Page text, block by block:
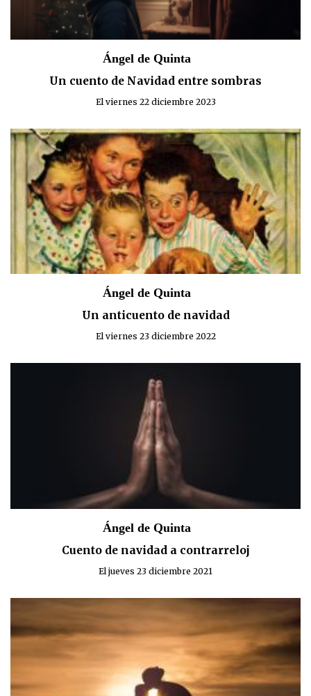
Ángel de Quinta
Un cuento de Navidad entre sombras
El viernes 22 diciembre 2023
Ángel de Quinta
Un anticuento de navidad
El viernes 23 diciembre 2022
Ángel de Quinta
Cuento de navidad a contrarreloj
El jueves 23 diciembre 2021